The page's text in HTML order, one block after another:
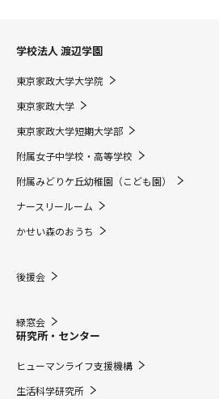
学校法人 渡辺学園
東京家政大学大学院
東京家政大学
東京家政大学短期大学部
附属女子中学校・高等学校
附属みどりケ丘幼稚園（こども園）
ナースリールーム
かせい森のおうち
後援会
緑窓会
研究所・センター
ヒューマンライフ支援機構
生活科学研究所